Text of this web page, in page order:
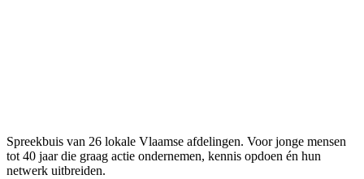
Spreekbuis van 26 lokale Vlaamse afdelingen. Voor jonge mensen
tot 40 jaar die graag actie ondernemen, kennis opdoen én hun
netwerk uitbreiden.